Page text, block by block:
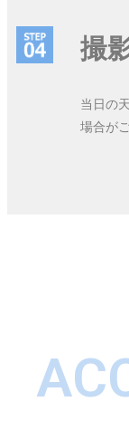
撮
当日の
場合が